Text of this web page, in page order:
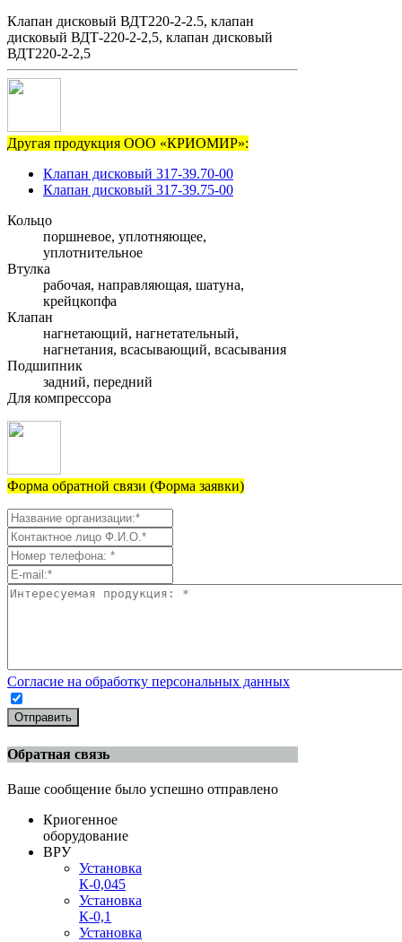
Клапан дисковый ВДТ220-2-2.5, клапан
дисковый ВДТ-220-2-2,5, клапан дисковый
ВДТ220-2-2,5
Другая продукция ООО «КРИОМИР»:
Клапан дисковый 317-39.70-00
Клапан дисковый 317-39.75-00
Кольцо
поршневое, уплотняющее,
уплотнительное
Втулка
рабочая, направляющая, шатуна,
крейцкопфа
Клапан
нагнетающий, нагнетательный,
нагнетания, всасывающий, всасывания
Подшипник
задний, передний
Для компрессора
Форма обратной связи (Форма заявки)
Согласие на обработку персональных данных
Отправить
Обратная связь
Ваше сообщение было успешно отправлено
Криогенное
оборудование
ВРУ
Установка
К-0,045
Установка
К-0,1
Установка